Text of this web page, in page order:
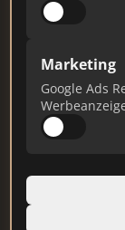
Marketing
Google Ads
Stand: Juli 2026
#